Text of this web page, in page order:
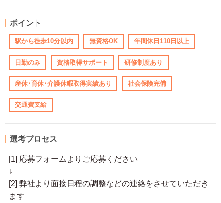
ポイント
駅から徒歩10分以内 無資格OK 年間休日110日以上
日勤のみ 資格取得サポート 研修制度あり
産休･育休･介護休暇取得実績あり 社会保険完備
交通費支給
選考プロセス
[1] 応募フォームよりご応募ください
↓
[2] 弊社より面接日程の調整などの連絡をさせていただき
ます